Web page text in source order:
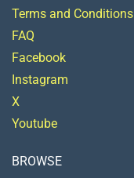
Terms and Conditions
FAQ
Facebook
Instagram
X
Youtube
BROWSE